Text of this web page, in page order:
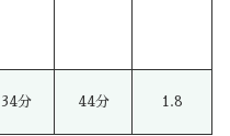
34分 44分 1.8